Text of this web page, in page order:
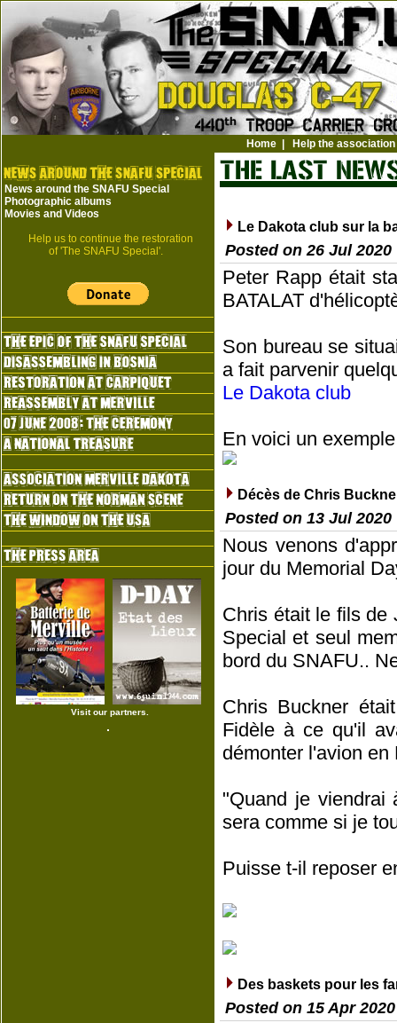
Home Help the association
News around the SNAFU Special
Photographic albums
Movies and Videos
Help us to continue the restoration
of 'The SNAFU Special'.
Visit our partners.
Le Dakota club sur la
Posted on 26 Jul 2020
Peter Rapp était
BATALAT
Son bureau se
a fait parvenir
Le Dakota club
En voici un
Décès de Chris
Posted on 13 Jul 2020
Nous venons
jour du Memorial
Chris était le fils de
Special et seul
bord du SNAFU..
Chris Buckner
Fidèle à ce qu'il
démonter l'avion en
"Quand je viendrai
sera comme si je
Puisse t-il reposer
Des baskets pour les
Posted on 15 Apr 2020